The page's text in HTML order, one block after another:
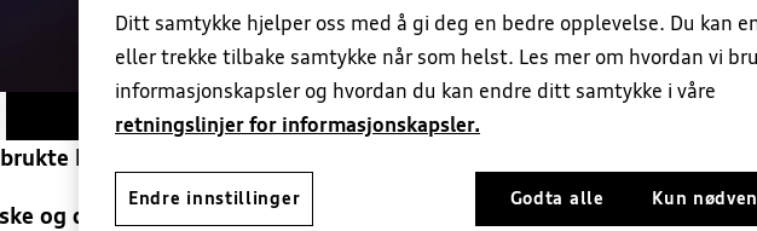
Hjemmelader
bil til Gumpen.
og du får en trygg og god handel.
Ditt samtykke hjelper oss med å gi deg en bedre opplevelse. Du kan
eller trekke tilbake samtykke når som helst. Les mer om hvordan vi
informasjonskapsler og hvordan du kan endre ditt samtykke i våre
retningslinjer for informasjonskapsler.
Endre innstillinger Kun
Godta alle